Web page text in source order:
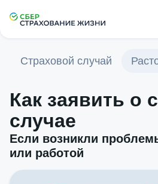
Страховой случай
Как заявить о
случае
Если возникли
или работой